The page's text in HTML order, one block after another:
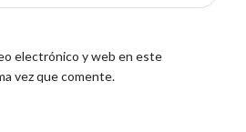
electrónico y web en este
vez que comente.